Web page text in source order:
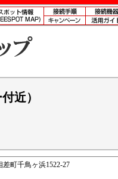
近）
町千鳥ヶ浜1522-27